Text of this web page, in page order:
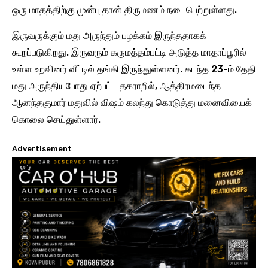
ஒரு மாதத்திற்கு முன்பு தான் திருமணம் நடைபெற்றுள்ளது.
இருவருக்கும் மது அருந்தும் பழக்கம் இருந்ததாகக்
கூறப்படுகிறது. இருவரும் கருமத்தம்பட்டி அடுத்த மாதாப்பூரில்
உள்ள உறவினர் வீட்டில் தங்கி இருந்துள்ளனர். கடந்த 23-ம் தேதி
மது அருந்தியபோது ஏற்பட்ட தகராறில், ஆத்திரமடைந்த
ஆனந்தகுமார் மதுவில் விஷம் கலந்து கொடுத்து மனைவியைக்
கொலை செய்துள்ளார்.
Advertisement